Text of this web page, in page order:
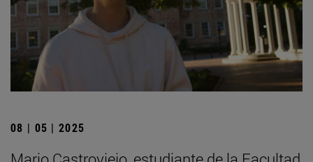
08 | 05 | 2025